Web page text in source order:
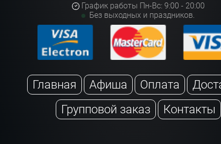
График работы Пн-Вс: 9:00 - 20:00
Без выходных и праздников.
Главная Афиша Оплата
Групповой заказ
Контакты